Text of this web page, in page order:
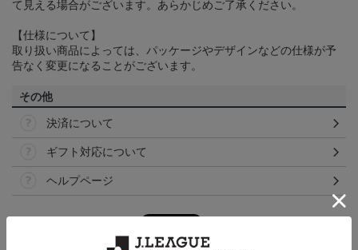
て見える場合がございます。あらかじめご了承ください。
【仕様について】
取り扱い商品によっては、パッケージやデザインなどの仕様が予
告なく変更になることがございます。
その他
決済について
ギフト対応について
ヘルプページ